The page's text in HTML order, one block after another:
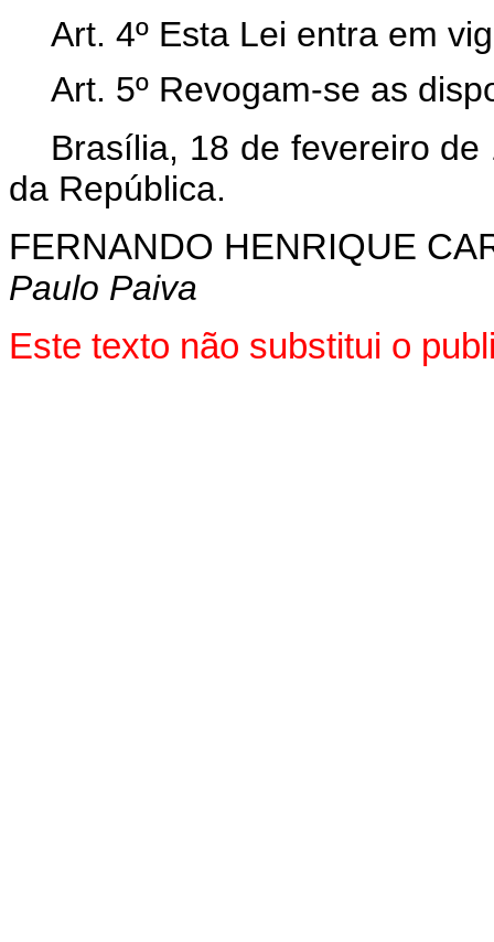
Art. 4º Esta Lei entra em
Art. 5º Revogam-se as
Brasília, 18 de fevereiro de
da República.
FERNANDO HENRIQUE
Paulo Paiva
Este texto não substitui o